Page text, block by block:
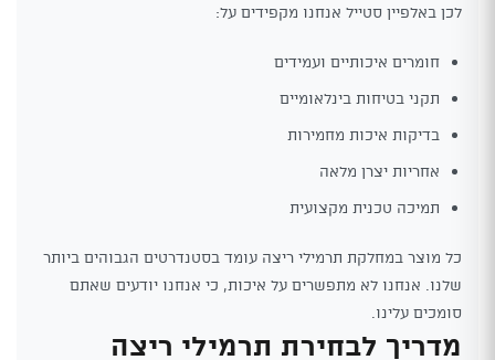
לכן באלפיין סטייל אנחנו מקפידים על:
חומרים איכותיים ועמידים
תקני בטיחות בינלאומיים
בדיקות איכות מחמירות
אחריות יצרן מלאה
תמיכה טכנית מקצועית
כל מוצר במחלקת תרמילי ריצה עומד בסטנדרטים הגבוהים ביותר
שלנו. אנחנו לא מתפשרים על איכות, כי אנחנו יודעים שאתם
סומכים עלינו.
מדריך לבחירת תרמילי ריצה